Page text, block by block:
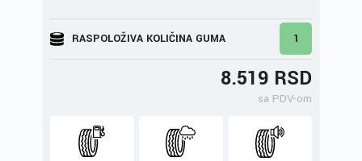
RASPOLOŽIVA KOLIČINA GUMA 1
8.519 RSD
sa PDV-om